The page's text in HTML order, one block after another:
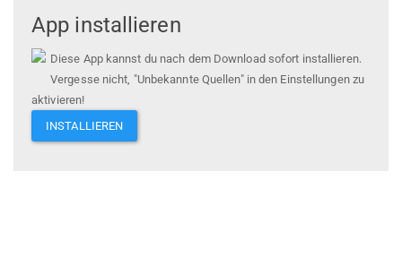
App installieren
Diese App kannst du nach dem Download sofort installieren.
Vergesse nicht, "Unbekannte Quellen" in den Einstellungen zu
aktivieren!
INSTALLIEREN